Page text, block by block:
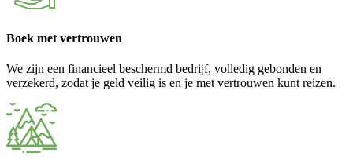
Boek met vertrouwen
We zijn een financieel beschermd bedrijf, volledig gebonden en
verzekerd, zodat je geld veilig is en je met vertrouwen kunt reizen.